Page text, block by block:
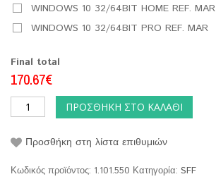
WINDOWS 10 32/64BIT HOME REF. MAR
WINDOWS 10 32/64BIT PRO REF. MAR
Final total
170.67€
ΠΡΟΣΘΉΚΗ ΣΤΟ ΚΑΛΆΘΙ
Προσθήκη στη λίστα επιθυμιών
Κωδικός προϊόντος: 1.101.550 Κατηγορία: SFF